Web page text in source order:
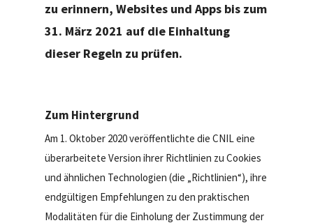
zu erinnern, Websites und Apps bis zum
31. März 2021 auf die Einhaltung
dieser Regeln zu prüfen.
Zum Hintergrund
Am 1. Oktober 2020 veröffentlichte die CNIL eine
überarbeitete Version ihrer Richtlinien zu Cookies
und ähnlichen Technologien (die „Richtlinien“), ihre
endgültigen Empfehlungen zu den praktischen
Modalitäten für die Einholung der Zustimmung der